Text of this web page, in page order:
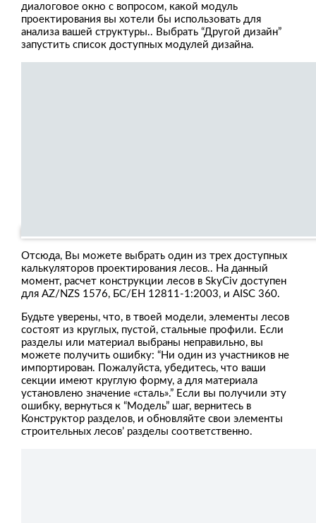
диалоговое окно с вопросом, какой модуль
проектирования вы хотели бы использовать для
анализа вашей структуры.. Выбрать “Другой дизайн”
запустить список доступных модулей дизайна.
Отсюда, Вы можете выбрать один из трех доступных
калькуляторов проектирования лесов.. На данный
момент, расчет конструкции лесов в SkyCiv доступен
для AZ/NZS 1576, БС/ЕН 12811-1:2003, и AISC 360.
Будьте уверены, что, в твоей модели, элементы лесов
состоят из круглых, пустой, стальные профили. Если
разделы или материал выбраны неправильно, вы
можете получить ошибку: “Ни один из участников не
импортирован. Пожалуйста, убедитесь, что ваши
секции имеют круглую форму, а для материала
установлено значение «сталь».” Если вы получили эту
ошибку, вернуться к “Модель” шаг, вернитесь в
Конструктор разделов, и обновляйте свои элементы
строительных лесов’ разделы соответственно.